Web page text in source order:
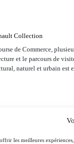
les meilleures
Collection
de Commerce,
et le parcours de
naturel et urbain
contemporaine
interrogeant les codes
bousculant cadrages